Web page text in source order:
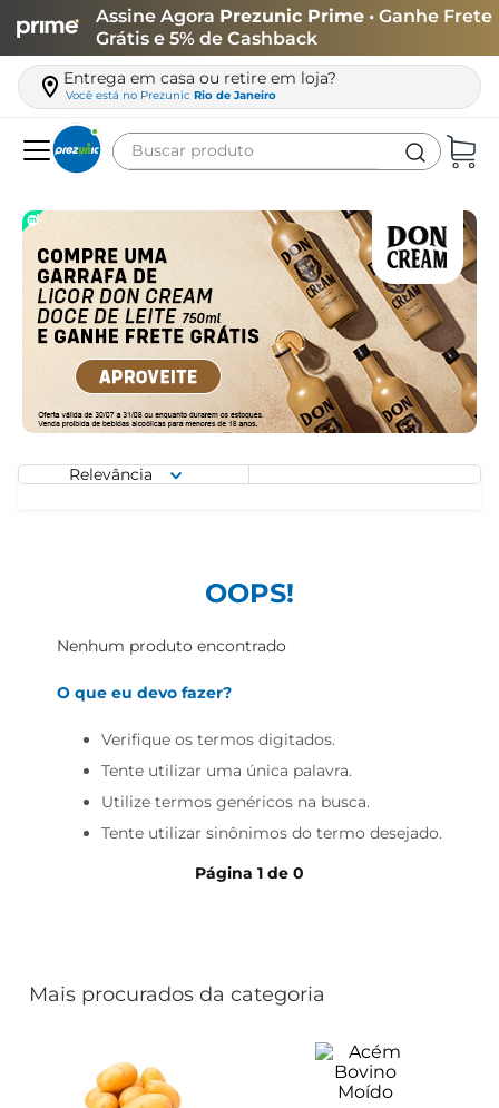
Assine Agora Prezunic Prime • Ganhe Frete
Grátis e 5% de Cashback
Entrega em casa ou retire em loja?
Você está no Prezunic Rio de Janeiro
Buscar produto
Relevância
OOPS!
Nenhum produto encontrado
O que eu devo fazer?
Verifique os termos digitados.
Tente utilizar uma única palavra.
Utilize termos genéricos na busca.
Tente utilizar sinônimos do termo desejado.
Página 1de 0
Mais procurados da categoria
leite
café
queijo
arroz
biscoito
azeite